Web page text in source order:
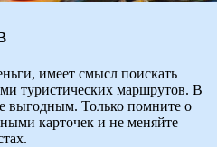
имеет смысл поискать
туристических маршрутов. В
выгодным. Только помните о
карточек и не меняйте